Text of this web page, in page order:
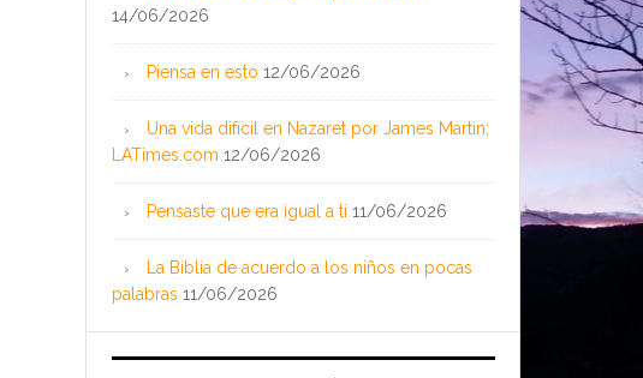
14/06/2026
Piensa en esto 12/06/2026
Una vida difícil en Nazaret por James Martin;
LATimes.com 12/06/2026
Pensaste que era igual a ti 11/06/2026
La Biblia de acuerdo a los niños en pocas
palabras 11/06/2026